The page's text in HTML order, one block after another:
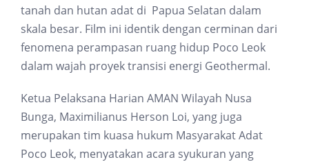
tanah dan hutan adat di Papua Selatan dalam
skala besar. Film ini identik dengan cerminan dari
fenomena perampasan ruang hidup Poco Leok
dalam wajah proyek transisi energi Geothermal.
Ketua Pelaksana Harian AMAN Wilayah Nusa
Bunga, Maximilianus Herson Loi, yang juga
merupakan tim kuasa hukum Masyarakat Adat
Poco Leok, menyatakan acara syukuran yang